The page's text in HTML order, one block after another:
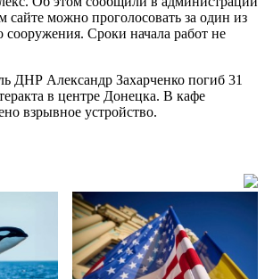
можно проголосовать за один из
сооружения. Сроки начала работ не
ДНР Александр Захарченко погиб 31
теракта в центре Донецка. В кафе
взрывное устройство.